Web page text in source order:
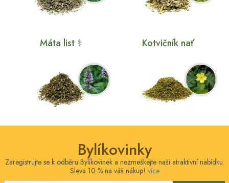
Máta list ⚕ Kotvičník nať
Bylíkovinky
Zaregistrujte se k odběru Bylíkovinek a nezmeškejte naši atraktivní nabídku.
Sleva 10 % na váš nákup! více